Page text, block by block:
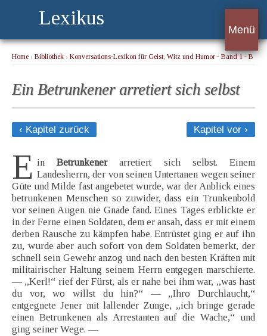
Lexikus
Menü
Home › Bibliothek › Konversations-Lexikon für Geist, Witz und Humor - Band 1 - B
Ein Betrunkener arretiert sich selbst
‹ Kapitel zurück Kapitel vor ›
E inBetrunkenerarretiert sich selbst. Einem
Landesherrn, der von seinen Untertanen wegen seiner
Güte und Milde fast angebetet wurde, war der Anblick eines
betrunkenen Menschen so zuwider, dass ein Trunkenbold
vor seinen Augen nie Gnade fand. Eines Tages erblickte er
in der Ferne einen Soldaten, dem er ansah, dass er mit einem
derben Rausche zu kämpfen habe. Entrüstet ging er auf ihn
zu, wurde aber auch sofort von dem Soldaten bemerkt, der
schnell sein Gewehr anzog und nach den besten Kräften mit
militairischer Haltung seinem Herrn entgegen marschierte.
— „Kerl!“ rief der Fürst, als er nahe bei ihm war, „was hast
du vor, wo willst du hin?“ — „Ihro Durchlaucht,“
entgegnete Jener mit lallender Zunge, „ich bringe gerade
einen Betrunkenen als Arrestanten auf die Wache,“ und
ging seiner Wege. —